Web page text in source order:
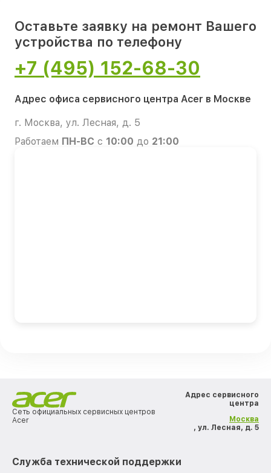
Оставьте заявку на ремонт Вашего
устройства по телефону
+7 (495) 152-68-30
Адрес офиса сервисного центра Acer в Москве
г. Москва, ул. Лесная, д. 5
Работаем ПН-ВС с 10:00 до 21:00
Сеть официальных сервисных центров
Acer
Адрес сервисного
центра
Москва
, ул. Лесная, д. 5
Служба технической поддержки